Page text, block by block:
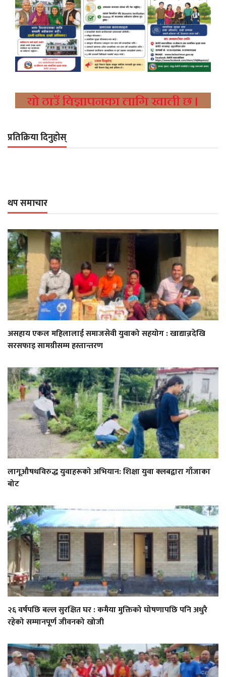
प्रतिक्रिया दिनुहोस्
थप समाचार
असहाय एकल महिलालाई समाजसेवी युवाको सहयोग : खाद्यान्नदेखि
सरसफाइ सामग्रीसम्म हस्तान्तरण
लागूऔषधविरुद्ध युवाहरूको अभियान: शिक्षा युवा क्लबद्वारा गाँजाका
बोट
२६ वर्षपछि बल्ल सुरक्षित घर : कमैया मुक्तिको घोषणापछि पनि अधुरै
रहेको सम्मानपूर्ण जीवनको खोजी